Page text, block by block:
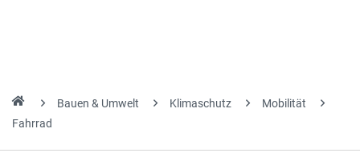
Bauen & Umwelt Klimaschutz
Mobilität
Fahrrad